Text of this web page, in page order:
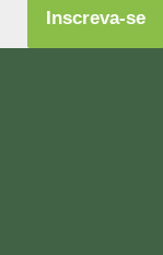
Inscreva-se